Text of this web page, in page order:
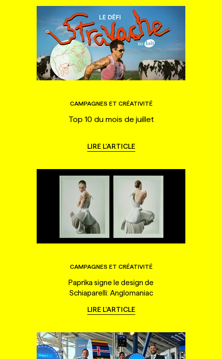
CAMPAGNES ET CRÉATIVITÉ
Top 10 du mois de juillet
LIRE L'ARTICLE
CAMPAGNES ET CRÉATIVITÉ
Paprika signe le design de
Schiaparelli: Anglomaniac
LIRE L'ARTICLE